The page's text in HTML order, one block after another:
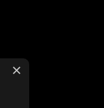
×